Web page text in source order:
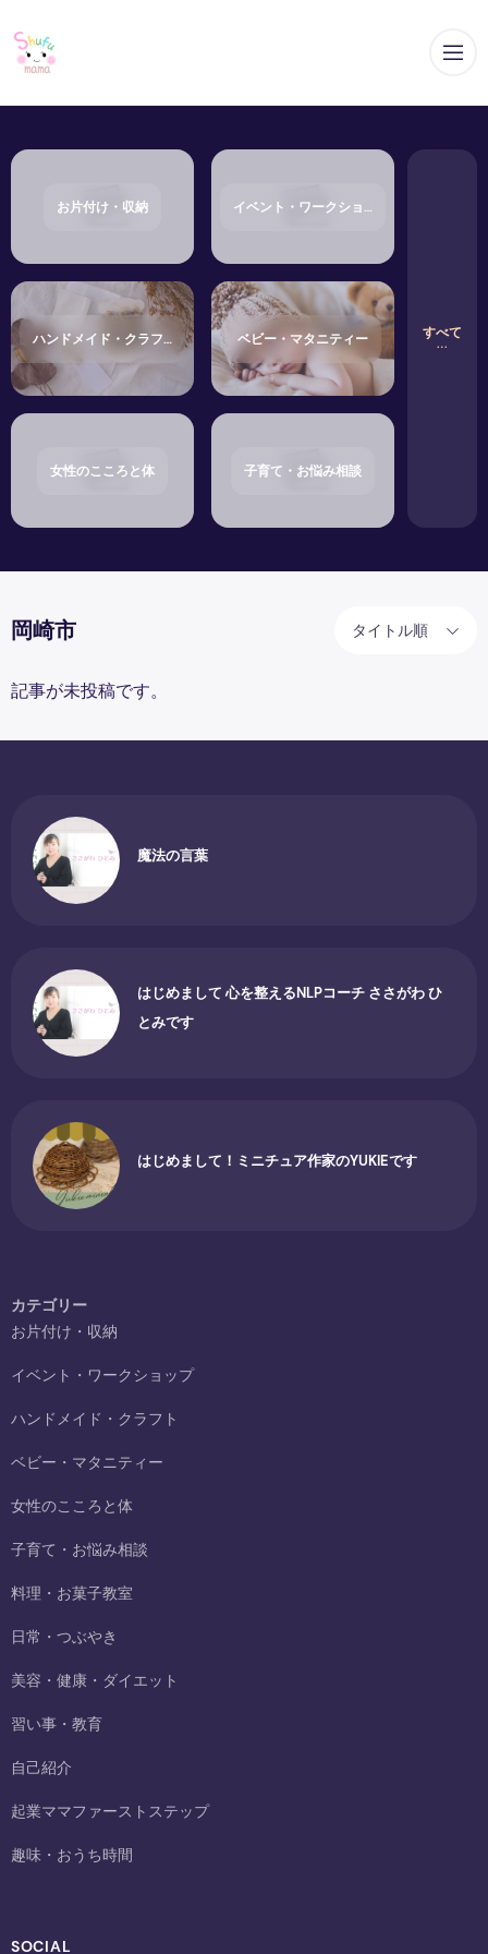
メ
お片付け・収納 イベント・ワークショップ
ハンドメイド・クラフト ベビー・マタニティー
女性のこころと体 子育て・お悩み相談
すべて
岡崎市 タイトル順
記事が未投稿です。
魔法の言葉
はじめまして 心を整えるNLPコーチ ささがわ ひ
とみです
はじめまして！ミニチュア作家のYUKIEです
カテゴリー
お片付け・収納
イベント・ワークショップ
ハンドメイド・クラフト
ベビー・マタニティー
女性のこころと体
子育て・お悩み相談
料理・お菓子教室
日常・つぶやき
美容・健康・ダイエット
習い事・教育
自己紹介
起業ママファーストステップ
趣味・おうち時間
SOCIAL